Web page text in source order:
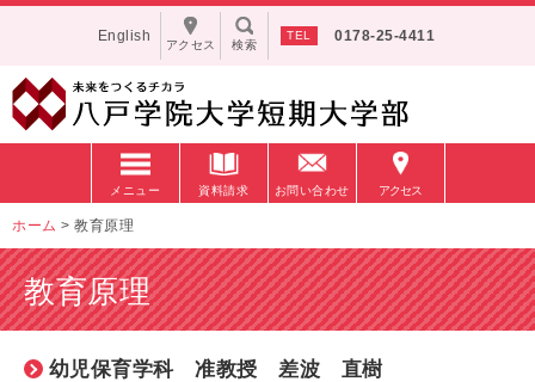
0178-25-4411
検索
English
アクセス
メニュー 資料請求 お問い合わせ アクセス
ホーム > 教育原理
教育原理
幼児保育学科 准教授 差波 直樹